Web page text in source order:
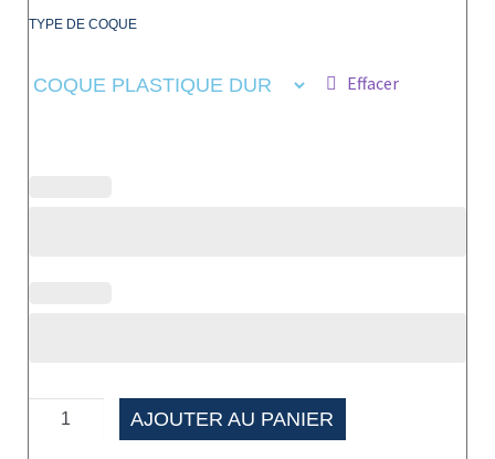
TYPE DE COQUE
Effacer
AJOUTER AU PANIER